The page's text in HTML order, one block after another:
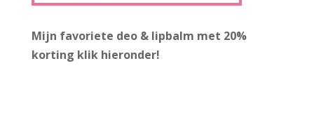
Mijn favoriete deo & lipbalm met 20%
korting klik hieronder!